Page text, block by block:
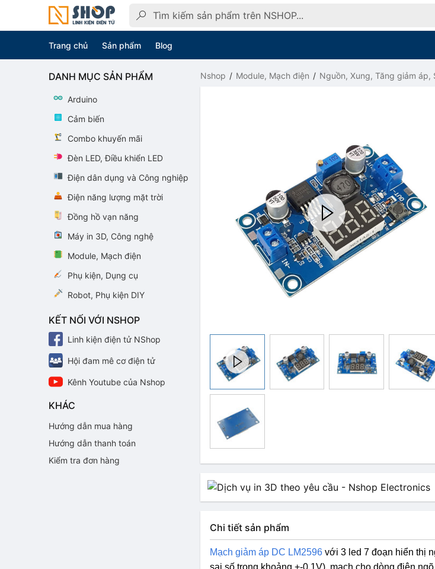
Trang chủ Sản phẩm Blog
Nshop Module, Mạch điện Nguồn, Xung, Tăng giảm áp,
Chi tiết sản phẩm
Mạch giảm áp DC LM2596 với 3 led 7 đoạn hiển thị
DANH MỤC SẢN PHẨM
Arduino
Cảm biến
Combo khuyến mãi
Đèn LED, Điều khiển LED
Điện dân dụng và Công nghiệp
Điện năng lượng mặt trời
Đồng hồ vạn năng
Máy in 3D, Công nghệ
Module, Mạch điện
Phụ kiện, Dụng cụ
Robot, Phụ kiện DIY
KẾT NỐI VỚI NSHOP
Linh kiện điện tử NShop
Hội đam mê cơ điện tử
Kênh Youtube của Nshop
KHÁC
Hướng dẫn mua hàng
Hướng dẫn thanh toán
Kiểm tra đơn hàng